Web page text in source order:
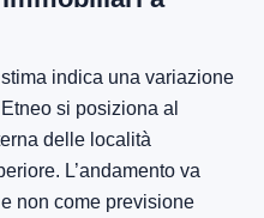
indica una variazione
si posiziona al
delle località
L’andamento va
non come previsione